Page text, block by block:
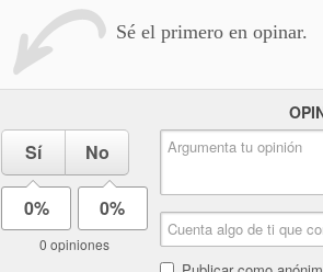
Sé el primero en opinar.
Sí No
0% 0%
0 opiniones